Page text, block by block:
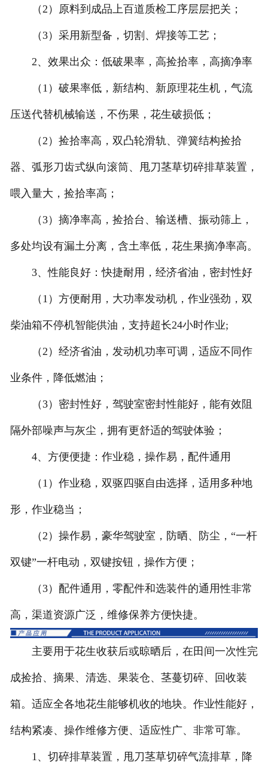
（2）原料到成品上百道质检工序层层把关；
（3）采用新型备，切割、焊接等工艺；
2、效果出众：低破果率，高捡拾率，高摘净率
（1）破果率低，新结构、新原理花生机，气流
压送代替机械输送，不伤果，花生破损低；
（2）捡拾率高，双凸轮滑轨、弹簧结构捡拾
器、弧形刀齿式纵向滚筒、甩刀茎草切碎排草装置，
喂入量大，捡拾率高；
（3）摘净率高，捡拾台、输送槽、振动筛上，
多处均设有漏土分离，含土率低，花生果摘净率高。
3、性能良好：快捷耐用，经济省油，密封性好
（1）方便耐用，大功率发动机，作业强劲，双
柴油箱不停机智能供油，支持超长24小时作业;
（2）经济省油，发动机功率可调，适应不同作
业条件，降低燃油；
（3）密封性好，驾驶室密封性能好，能有效阻
隔外部噪声与灰尘，拥有更舒适的驾驶体验；
4、方便便捷：作业稳，操作易，配件通用
（1）作业稳，双驱四驱自由选择，适用多种地
形，作业稳当；
（2）操作易，豪华驾驶室，防晒、防尘，“一杆
双键”一杆电动，双键按钮，操作方便；
（3）配件通用，零配件和选装件的通用性非常
高，渠道资源广泛，维修保养方便快捷。
主要用于花生收获后或晾晒后，在田间一次性完
成捡拾、摘果、清选、果装仓、茎蔓切碎、回收装
箱。适应全各地花生能够机收的地块。作业性能好，
结构紧凑、操作维修方便、适应性广、非常可靠。
1、切碎排草装置，甩刀茎草切碎气流排草，降